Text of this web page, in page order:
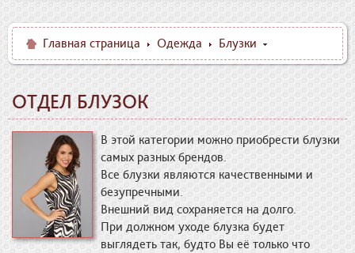
Главная страница Одежда Блузки
ОТДЕЛ БЛУЗОК
В этой категории можно приобрести блузки
самых разных брендов.
Все блузки являются качественными и
безупречными.
Внешний вид сохраняется на долго.
При должном уходе блузка будет
выглядеть так, будто Вы её только что